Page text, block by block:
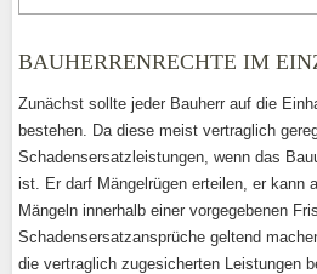
BAUHERRENRECHTE IM
Zunächst sollte jeder Bauherr auf die
bestehen. Da diese meist vertraglich
Schadensersatzleistungen, wenn das
ist. Er darf Mängelrügen erteilen, er kann
Mängeln innerhalb einer vorgegebenen
Schadensersatzansprüche geltend
die vertraglich zugesicherten Leistungen